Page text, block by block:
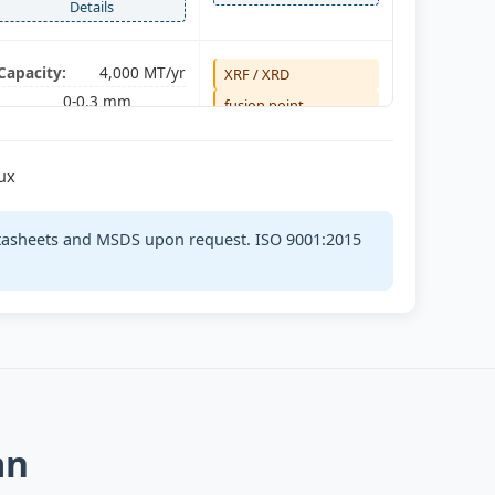
Details
4,000 MT/yr
0-0.3 mm
XRF / XRD
fusion point
1-3 / 3-8 / 8-15
and MSDS upon request. ISO 9001:2015